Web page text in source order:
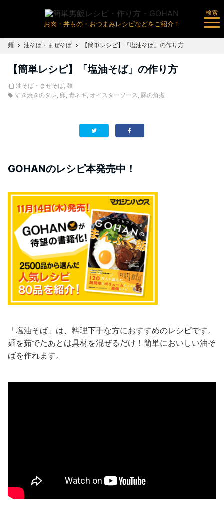
お肉・丼もの・おつまみレシピなどをご紹介！
検索
麺 油そば・まぜそば 【簡単レシピ】「塩油そば」の作り方
【簡単レシピ】「塩油そば」の作り方
油そば・まぜそば, 麺
すき焼きのタレ, 卵, 青ネギ, オイスターソース, 豚の角煮
GOHANのレシピ本発売中！
「塩油そば」は、料理下手な方におすすめのレシピです。
麺を茹でたあとは具材を混ぜるだけ！簡単においしい油そ
ばを作れます。